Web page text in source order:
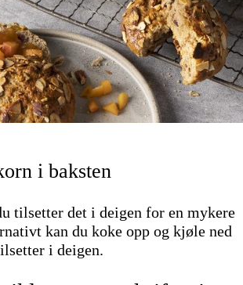
i baksten
tilsetter det i deigen for en mykere
kan du koke opp og kjøle ned
i deigen.